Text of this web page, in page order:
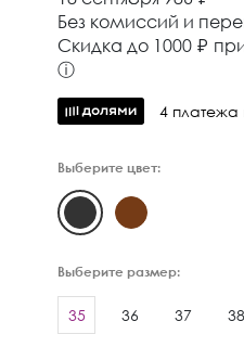
Без комиссий и
Cкидка до 1000 ₽
ⓘ
4 платежа
Выберите цвет:
Выберите размер:
35 36 37 38